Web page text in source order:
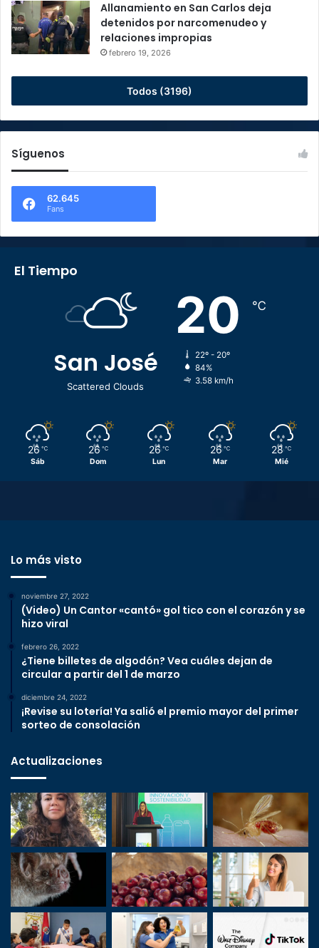
Allanamiento en San Carlos deja
detenidos por narcomenudeo y
relaciones impropias
febrero 19, 2026
Todos (3196)
Síguenos
62.645
Fans
El Tiempo
San José
Scattered Clouds
20 ℃
22º - 20º
84%
3.58 km/h
26 ℃
Sáb
26 ℃
Dom
26 ℃
Lun
26 ℃
Mar
28 ℃
Mié
Lo más visto
noviembre 27, 2022
(Video) Un Cantor «cantó» gol tico con el corazón y se
hizo viral
febrero 26, 2022
¿Tiene billetes de algodón? Vea cuáles dejan de
circular a partir del 1 de marzo
diciembre 24, 2022
¡Revise su lotería! Ya salió el premio mayor del primer
sorteo de consolación
Actualizaciones